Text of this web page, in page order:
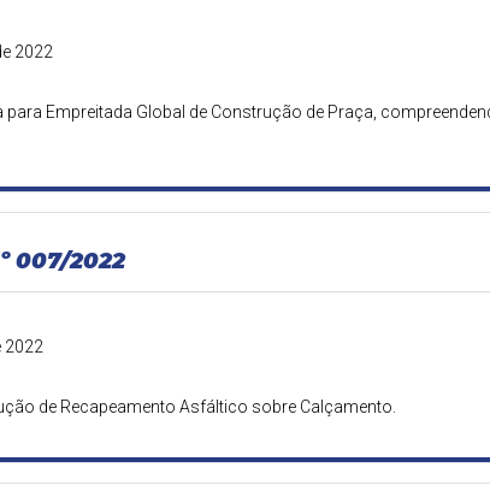
2022
para Empreitada Global de Construção de Praça,
007/2022
2022
de Recapeamento Asfáltico sobre Calçamento.